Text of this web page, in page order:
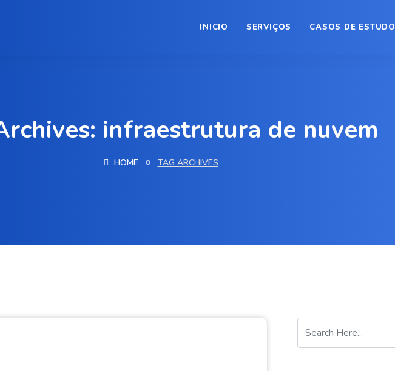
INICIO SERVIÇOS CASOS DE ESTUDO
infraestrutura de nuvem
HOME TAG ARCHIVES